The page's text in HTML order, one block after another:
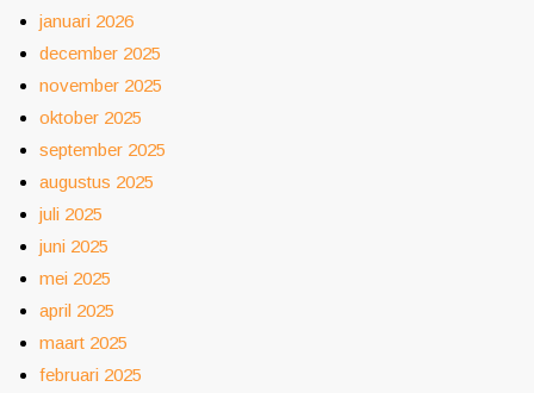
januari 2026
december 2025
november 2025
oktober 2025
september 2025
augustus 2025
juli 2025
juni 2025
mei 2025
april 2025
maart 2025
februari 2025